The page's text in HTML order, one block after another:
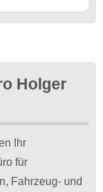
Holger
Ihr
für
Fahrzeug- und